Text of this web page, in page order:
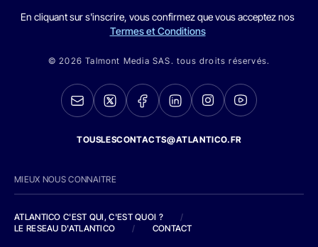
En cliquant sur s'inscrire, vous confirmez que vous acceptez nos
Termes et Conditions
© 2026 Talmont Media SAS. tous droits réservés.
TOUSLESCONTACTS@ATLANTICO.FR
MIEUX NOUS CONNAITRE
ATLANTICO C'EST QUI, C'EST QUOI ?
/
LE RESEAU D'ATLANTICO
/ CONTACT